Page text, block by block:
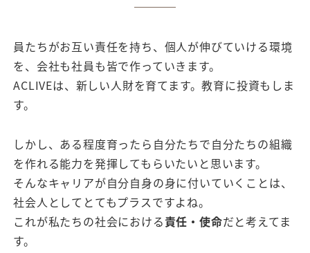
員たちがお互い責任を持ち、個人が伸びていける環境
を、会社も社員も皆で作っていきます。
ACLIVEは、新しい人財を育てます。教育に投資もしま
す。
しかし、ある程度育ったら自分たちで自分たちの組織
を作れる能力を発揮してもらいたいと思います。
そんなキャリアが自分自身の身に付いていくことは、
社会人としてとてもプラスですよね。
これが私たちの社会における責任・使命だと考えてま
す。